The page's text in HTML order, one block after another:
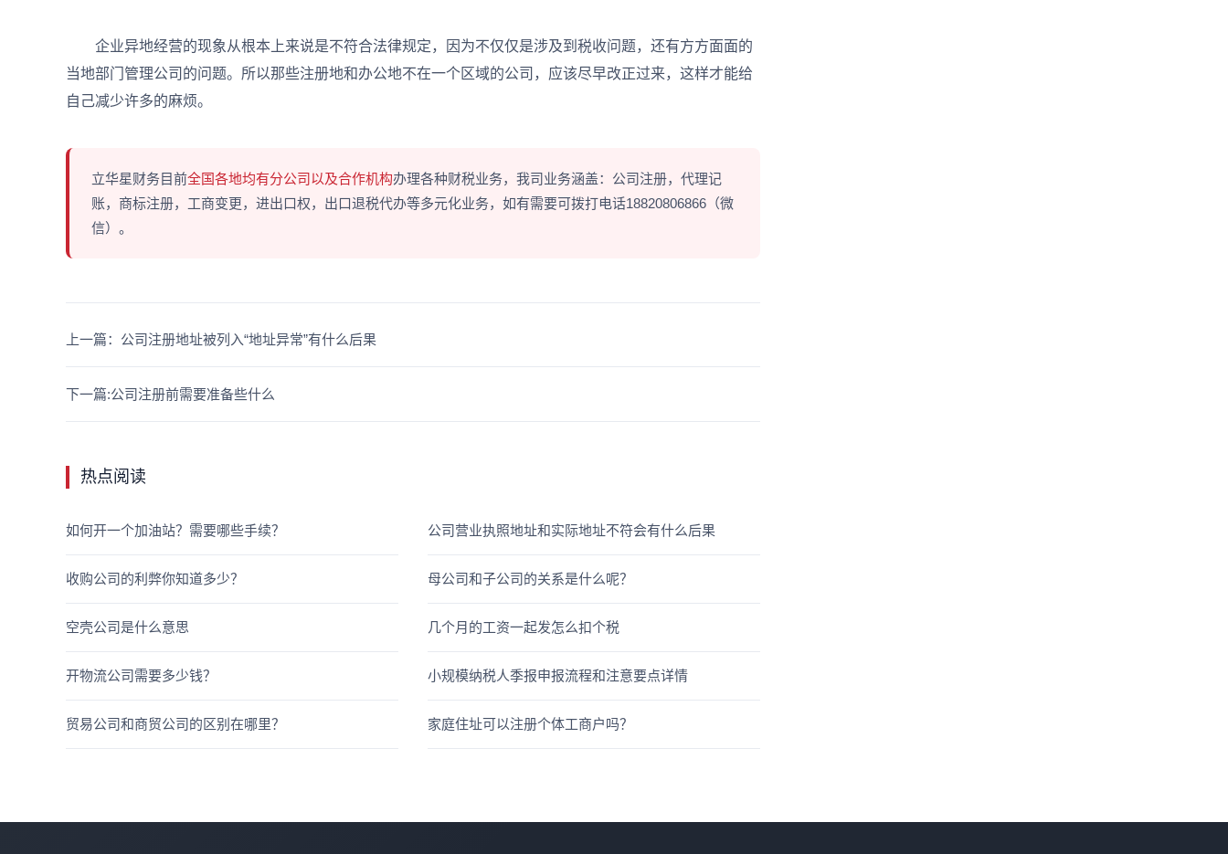
企业异地经营的现象从根本上来说是不符合法律规定，因为不仅仅是涉及到税收问题，还有方方面面的
当地部门管理公司的问题。所以那些注册地和办公地不在一个区域的公司，应该尽早改正过来，这样才能给
自己减少许多的麻烦。
立华星财务目前全国各地均有分公司以及合作机构办理各种财税业务，我司业务涵盖：公司注册，代理记
账，商标注册，工商变更，进出口权，出口退税代办等多元化业务，如有需要可拨打电话18820806866（微
信）。
下一篇:公司注册前需要准备些什么
上一篇：公司注册地址被列入“地址异常”有什么后果
热点阅读
如何开一个加油站？需要哪些手续？ 公司营业执照地址和实际地址不符会有什么后果
收购公司的利弊你知道多少？ 母公司和子公司的关系是什么呢？
空壳公司是什么意思 几个月的工资一起发怎么扣个税
开物流公司需要多少钱？ 小规模纳税人季报申报流程和注意要点详情
贸易公司和商贸公司的区别在哪里？ 家庭住址可以注册个体工商户吗？